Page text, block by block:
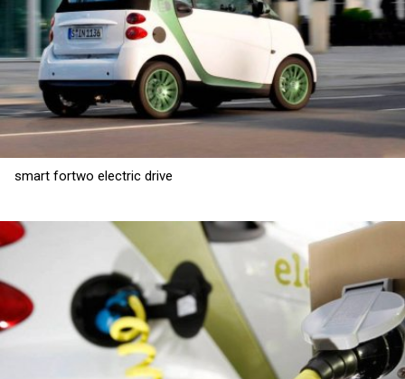
smart fortwo electric drive